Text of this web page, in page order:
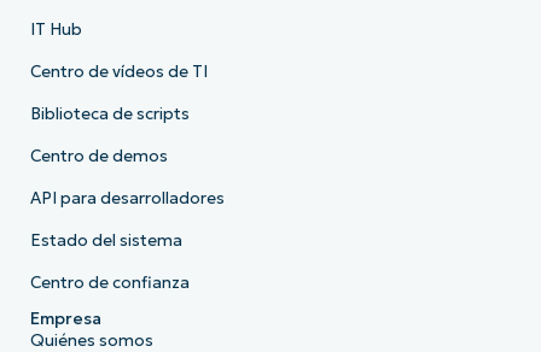
IT Hub
Centro de vídeos de TI
Biblioteca de scripts
Centro de demos
API para desarrolladores
Estado del sistema
Centro de confianza
Empresa
Quiénes somos